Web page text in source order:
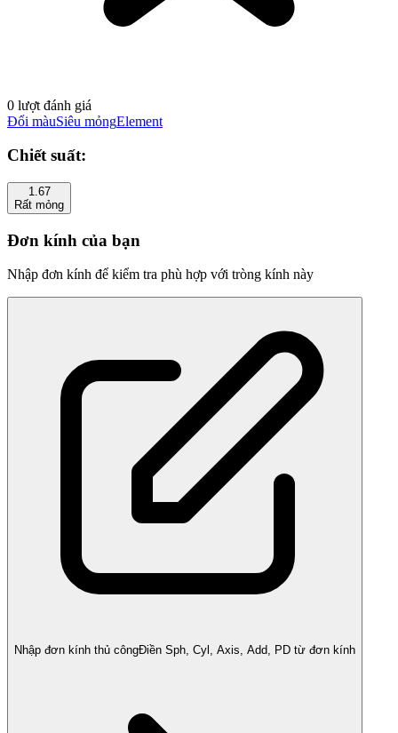
0 lượt đánh giá
Đổi màuSiêu mỏngElement
Chiết suất:
1.67
Rất mỏng
Đơn kính của bạn
Nhập đơn kính để kiểm tra phù hợp với tròng kính này
Nhập đơn kính thủ côngĐiền Sph, Cyl, Axis, Add, PD từ đơn kính